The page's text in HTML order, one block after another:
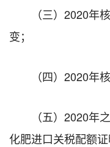
（三）2020年
变；
（四）2020年
（五）2020年
化肥进口关税配额